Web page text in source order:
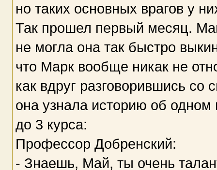
но таких основных врагов у
Так прошел первый месяц.
не могла она так быстро
что Марк вообще никак не
как вдруг разговорившись
она узнала историю об одном
до 3 курса:
Профессор Добренский:
- Знаешь, Май, ты очень